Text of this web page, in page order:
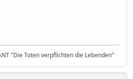
"Die Toten verpflichten die Lebenden"